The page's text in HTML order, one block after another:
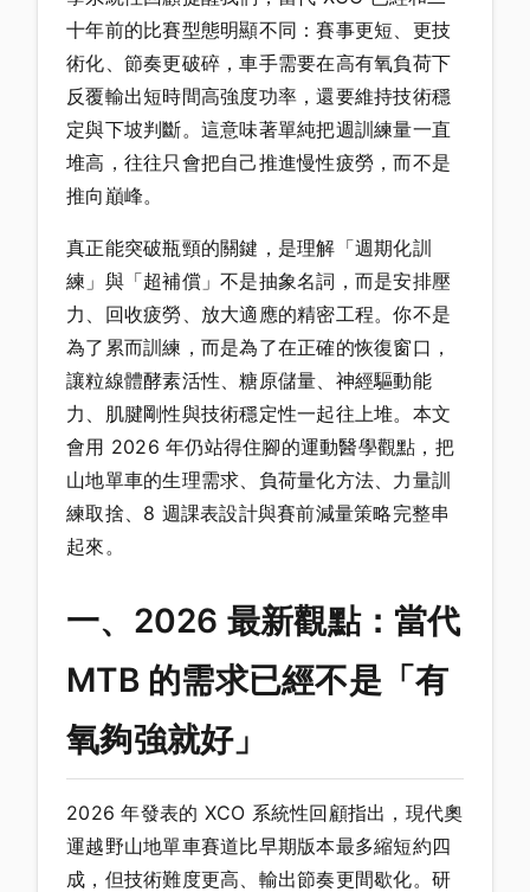
十年前的比賽型態明顯不同：賽事更短、更技
術化、節奏更破碎，車手需要在高有氧負荷下
反覆輸出短時間高強度功率，還要維持技術穩
定與下坡判斷。這意味著單純把週訓練量一直
堆高，往往只會把自己推進慢性疲勞，而不是
推向巔峰。
真正能突破瓶頸的關鍵，是理解「週期化訓
練」與「超補償」不是抽象名詞，而是安排壓
力、回收疲勞、放大適應的精密工程。你不是
為了累而訓練，而是為了在正確的恢復窗口，
讓粒線體酵素活性、糖原儲量、神經驅動能
力、肌腱剛性與技術穩定性一起往上堆。本文
會用 2026 年仍站得住腳的運動醫學觀點，把
山地單車的生理需求、負荷量化方法、力量訓
練取捨、8 週課表設計與賽前減量策略完整串
起來。
一、2026 最新觀點：當代
MTB 的需求已經不是「有
氧夠強就好」
2026 年發表的 XCO 系統性回顧指出，現代奧
運越野山地單車賽道比早期版本最多縮短約四
成，但技術難度更高、輸出節奏更間歇化。研